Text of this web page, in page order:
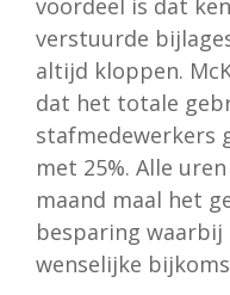
voordeel is dat
verstuurde
altijd kloppen.
dat het totale
stafmedewerkers
met 25%. Alle
maand maal het
besparing waarbij
wenselijke